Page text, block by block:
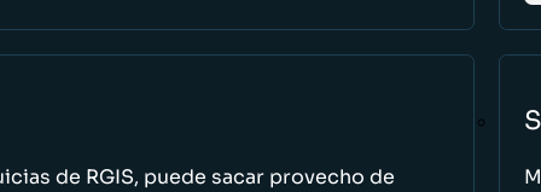
de RGIS, puede sacar provecho de